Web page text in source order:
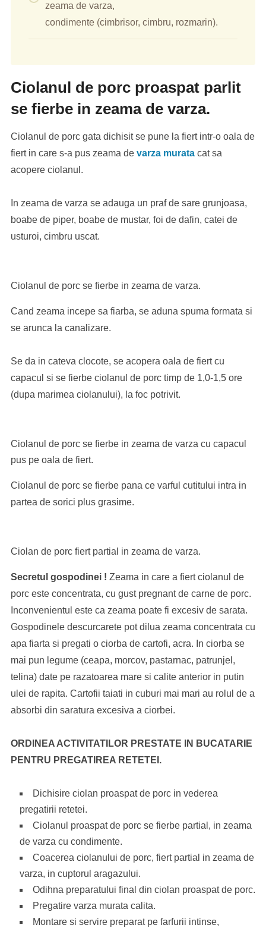
zeama de varza,
condimente (cimbrisor, cimbru, rozmarin).
Ciolanul de porc proaspat parlit
se fierbe in zeama de varza.
Ciolanul de porc gata dichisit se pune la fiert intr-o oala de
fiert in care s-a pus zeama de varza muratacat sa
acopere ciolanul.
In zeama de varza se adauga un praf de sare grunjoasa,
boabe de piper, boabe de mustar, foi de dafin, catei de
usturoi, cimbru uscat.
Ciolanul de porc se fierbe in zeama de varza.
Cand zeama incepe sa fiarba, se aduna spuma formata si
se arunca la canalizare.
Se da in cateva clocote, se acopera oala de fiert cu
capacul si se fierbe ciolanul de porc timp de 1,0-1,5 ore
(dupa marimea ciolanului), la foc potrivit.
Ciolanul de porc se fierbe in zeama de varza cu capacul
pus pe oala de fiert.
Ciolanul de porc se fierbe pana ce varful cutitului intra in
partea de sorici plus grasime.
Ciolan de porc fiert partial in zeama de varza.
Secretul gospodinei ! Zeama in care a fiert ciolanul de
porc este concentrata, cu gust pregnant de carne de porc.
Inconvenientul este ca zeama poate fi excesiv de sarata.
Gospodinele descurcarete pot dilua zeama concentrata cu
apa fiarta si pregati o ciorba de cartofi, acra. In ciorba se
mai pun legume (ceapa, morcov, pastarnac, patrunjel,
telina) date pe razatoarea mare si calite anterior in putin
ulei de rapita. Cartofii taiati in cuburi mai mari au rolul de a
absorbi din saratura excesiva a ciorbei.
ORDINEA ACTIVITATILOR PRESTATE IN BUCATARIE
PENTRU PREGATIREA RETETEI.
Dichisire ciolan proaspat de porc in vederea
pregatirii retetei.
Ciolanul proaspat de porc se fierbe partial, in zeama
de varza cu condimente.
Coacerea ciolanului de porc, fiert partial in zeama de
varza, in cuptorul aragazului.
Odihna preparatului final din ciolan proaspat de porc.
Pregatire varza murata calita.
Montare si servire preparat pe farfurii intinse,